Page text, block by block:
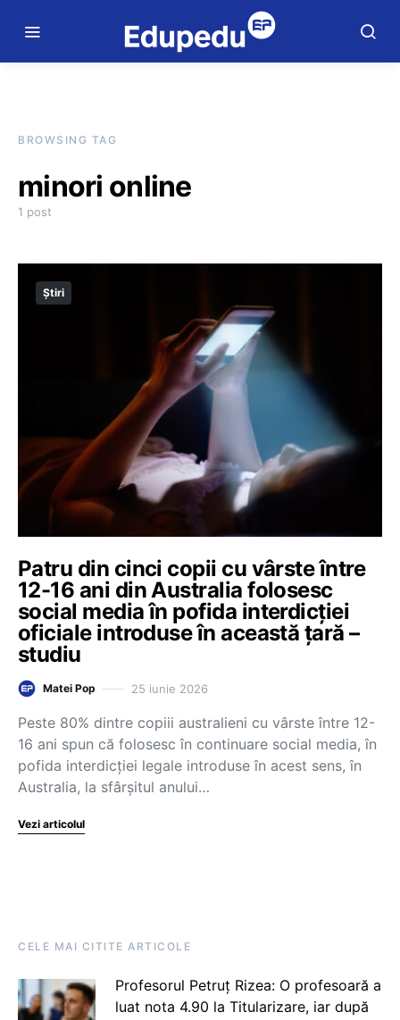
BROWSING TAG
minori online
1 post
Știri
Patru din cinci copii cu vârste între
12-16 ani din Australia folosesc
social media în pofida interdicției
oficiale introduse în această țară –
studiu
Matei Pop 25 iunie 2026
Peste 80% dintre copiii australieni cu vârste între 12-
16 ani spun că folosesc în continuare social media, în
pofida interdicției legale introduse în acest sens, în
Australia, la sfârșitul anului…
Vezi articolul
CELE MAI CITITE ARTICOLE
Profesorul Petruț Rizea: O profesoară a
luat nota 4.90 la Titularizare, iar după